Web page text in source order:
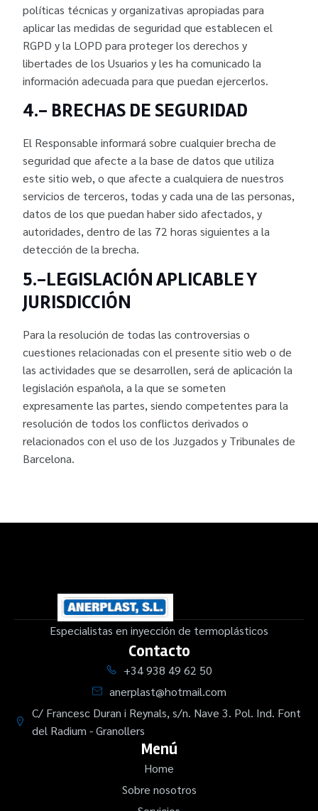
políticas técnicas y organizativas apropiadas para
aplicar las medidas de seguridad que establecen el
RGPD y la LOPD para proteger los derechos y
libertades de los Usuarios y les ha comunicado la
información adecuada para que puedan ejercerlos.
4.- BRECHAS DE SEGURIDAD
El Responsable informará sobre cualquier brecha de
seguridad que afecte a la base de datos que utiliza
este sitio web, o que afecte a cualquiera de nuestros
servicios de terceros, todas y cada una de las personas,
datos de los que puedan haber sido afectados, y
autoridades, dentro de las 72 horas siguientes a la
detección de la brecha.
5.-LEGISLACIÓN APLICABLE Y
JURISDICCIÓN
Para la resolución de todas las controversias o
cuestiones relacionadas con el presente sitio web o de
las actividades que se desarrollen, será de aplicación la
legislación española, a la que se someten
expresamente las partes, siendo competentes para la
resolución de todos los conflictos derivados o
relacionados con el uso de los Juzgados y Tribunales de
Barcelona.
Especialistas en inyección de termoplásticos
Contacto
+34 938 49 62 50
anerplast@hotmail.com
C/ Francesc Duran i Reynals, s/n. Nave 3. Pol. Ind. Font
del Radium - Granollers
Menú
Home
Sobre nosotros